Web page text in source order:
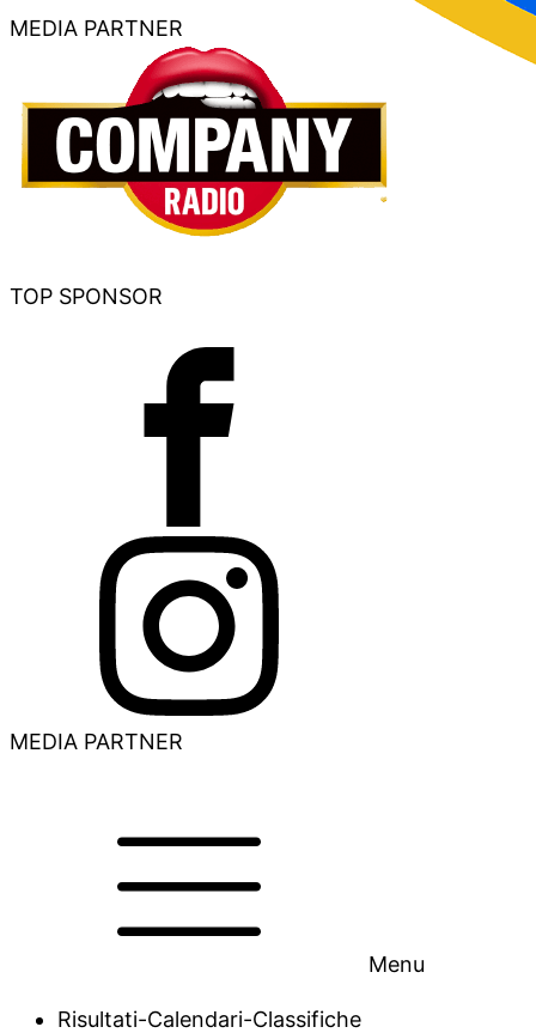
MEDIA PARTNER
TOP SPONSOR
MEDIA PARTNER
Menu
Risultati-Calendari-Classifiche